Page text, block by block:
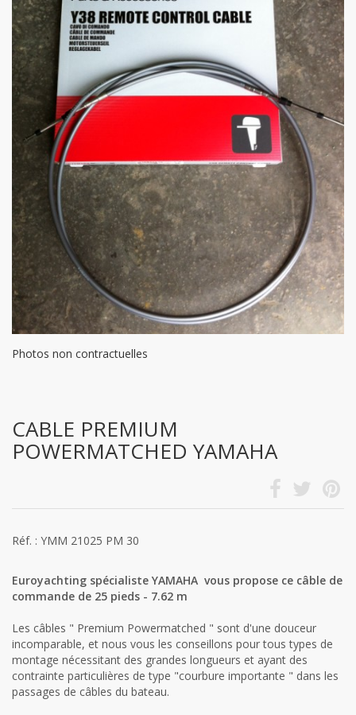
Photos non contractuelles
CABLE PREMIUM
POWERMATCHED YAMAHA
Réf. : YMM 21025 PM 30
Euroyachting spécialiste YAMAHA vous propose ce câble de
commande de 25 pieds - 7.62 m
Les câbles " Premium Powermatched " sont d'une douceur
incomparable, et nous vous les conseillons pour tous types de
montage nécessitant des grandes longueurs et ayant des
contrainte particulières de type "courbure importante " dans les
passages de câbles du bateau.